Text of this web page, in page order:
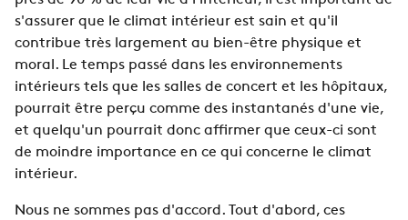
s'assurer que le climat intérieur est sain et qu'il
contribue très largement au bien-être physique et
moral. Le temps passé dans les environnements
intérieurs tels que les salles de concert et les hôpitaux,
pourrait être perçu comme des instantanés d'une vie,
et quelqu'un pourrait donc affirmer que ceux-ci sont
de moindre importance en ce qui concerne le climat
intérieur.
Nous ne sommes pas d'accord. Tout d'abord, ces